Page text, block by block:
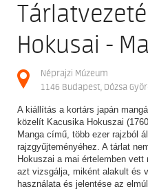
Hokusai -
Néprajzi Múzeum
1146 Budapest, Dózsa
A kiállítás a kortárs japán
közelít Kacusika Hokuszai
Manga című, több ezer rajzból
rajzgyűjteményéhez. A tárlat
Hokuszai a mai értelemben vett
azt vizsgálja, miként alakult és
használata és jelentése az